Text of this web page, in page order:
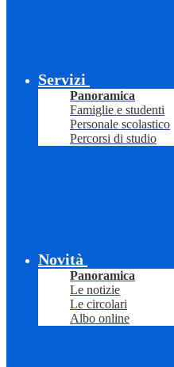
Servizi
Panoramica
Famiglie e studenti
Personale scolastico
Percorsi di studio
Novità
Panoramica
Le notizie
Le circolari
Albo online